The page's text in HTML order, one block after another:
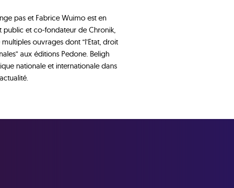
pas et Fabrice Wuimo est en
public et co-fondateur de Chronik,
ouvrages dont “l’Etat, droit
aux éditions Pedone. Beligh
nationale et internationale dans